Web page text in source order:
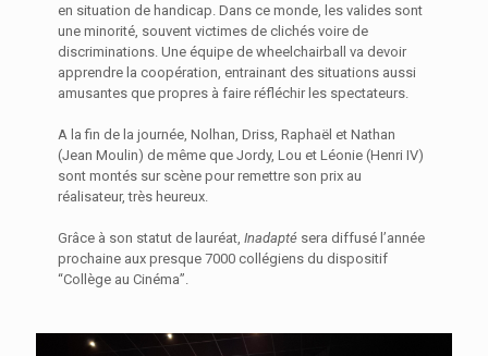
en situation de handicap. Dans ce monde, les valides sont
une minorité, souvent victimes de clichés voire de
discriminations. Une équipe de wheelchairball va devoir
apprendre la coopération, entrainant des situations aussi
amusantes que propres à faire réfléchir les spectateurs.
A la fin de la journée, Nolhan, Driss, Raphaël et Nathan
(Jean Moulin) de même que Jordy, Lou et Léonie (Henri IV)
sont montés sur scène pour remettre son prix au
réalisateur, très heureux.
Grâce à son statut de lauréat, Inadapté sera diffusé l’année
prochaine aux presque 7000 collégiens du dispositif
“Collège au Cinéma”.